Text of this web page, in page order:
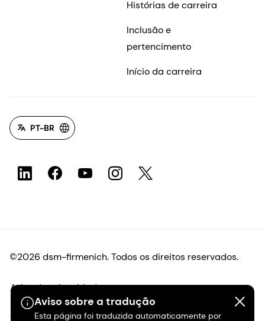
Aviso sobre a tradução
Esta página foi traduzida automaticamente por
Histórias de carreira
Inclusão e
pertencimento
Início da carreira
PT-BR
©2026 dsm-firmenich. Todos os direitos reservados.
Aviso de privacidade
Termos de uso